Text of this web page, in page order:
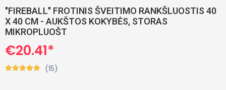
"FIREBALL" FROTINIS ŠVEITIMO RANKŠLUOSTIS 40
X 40 CM - AUKŠTOS KOKYBĖS, STORAS
MIKROPLUOŠT
€20.41*
(15)